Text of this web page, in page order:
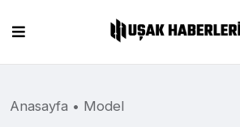
content
Anasayfa • Model